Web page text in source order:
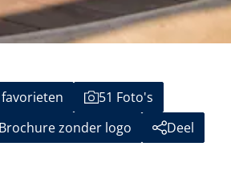
51 Foto's
Brochure zonder logo Deel